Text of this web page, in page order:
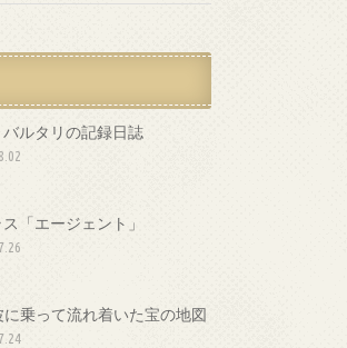
バルタリの記録日誌
「エージェント」
に乗って流れ着いた宝の地図